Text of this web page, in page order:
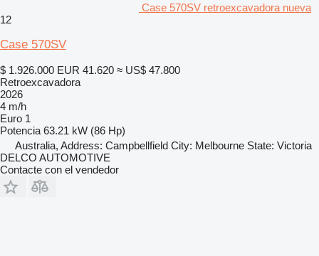
Case 570SV retroexcavadora nueva
12
Case 570SV
$ 1.926.000 EUR 41.620 ≈ US$ 47.800
Retroexcavadora
2026
4 m/h
Euro 1
Potencia 63.21 kW (86 Hp)
Australia, Address: Campbellfield City: Melbourne State: Victoria
DELCO AUTOMOTIVE
Contacte con el vendedor